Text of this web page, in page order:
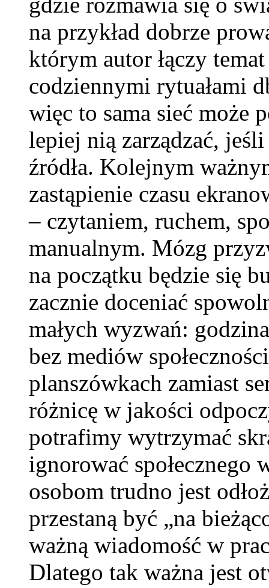
na przykład dobrze
którym autor łączy
codziennymi rytuałami
więc to sama sieć może
lepiej nią zarządzać,
źródła. Kolejnym
zastąpienie czasu
– czytaniem, ruchem,
manualnym. Mózg
na początku będzie się
zacznie doceniać
małych wyzwań:
bez mediów
planszówkach zamiast
różnicę w jakości
potrafimy wytrzymać
ignorować
osobom trudno jest
przestaną być „na
ważną wiadomość w
Dlatego tak ważna jest